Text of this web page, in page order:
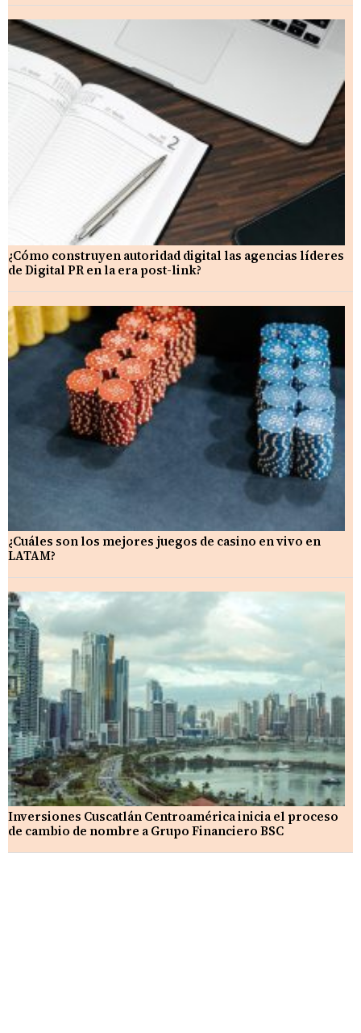
¿Cómo construyen autoridad digital las agencias líderes
de Digital PR en la era post-link?
¿Cuáles son los mejores juegos de casino en vivo en
LATAM?
Inversiones Cuscatlán Centroamérica inicia el proceso
de cambio de nombre a Grupo Financiero BSC